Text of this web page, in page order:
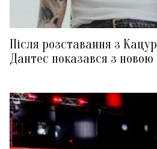
Після розставання з
Дантес показався з